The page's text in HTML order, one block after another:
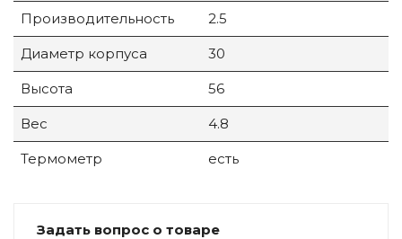
Производительность 2.5
Диаметр корпуса 30
Высота 56
Вес 4.8
Термометр есть
Задать вопрос о товаре